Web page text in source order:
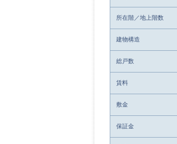
所在階／地上階数
建物構造
総戸数
賃料
敷金
保証金